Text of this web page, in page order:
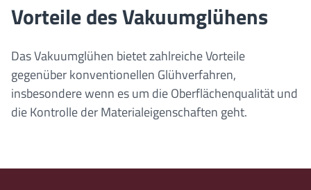
Vorteile des Vakuumglühens
Das Vakuumglühen bietet zahlreiche Vorteile
gegenüber konventionellen Glühverfahren,
insbesondere wenn es um die Oberflächenqualität und
die Kontrolle der Materialeigenschaften geht.